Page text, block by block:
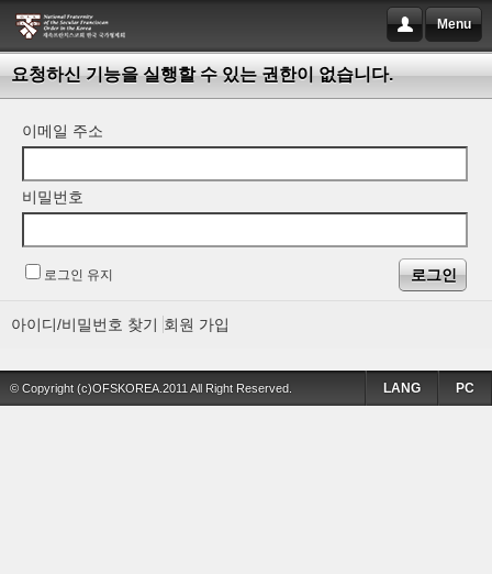
Menu
요청하신 기능을 실행할 수 있는 권한이 없습니다.
이메일 주소
비밀번호
로그인 유지
아이디/비밀번호 찾기 회원 가입
© Copyright (c)OFSKOREA.2011 All Right Reserved. PC
LANG